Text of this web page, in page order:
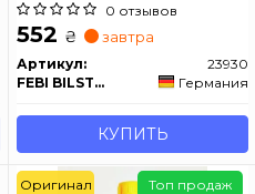
0 отзывов
552 ₴ завтра
Артикул:
23930
FEBI BILSTEIN
Германия
КУПИТЬ
Топ продаж
Оригинал